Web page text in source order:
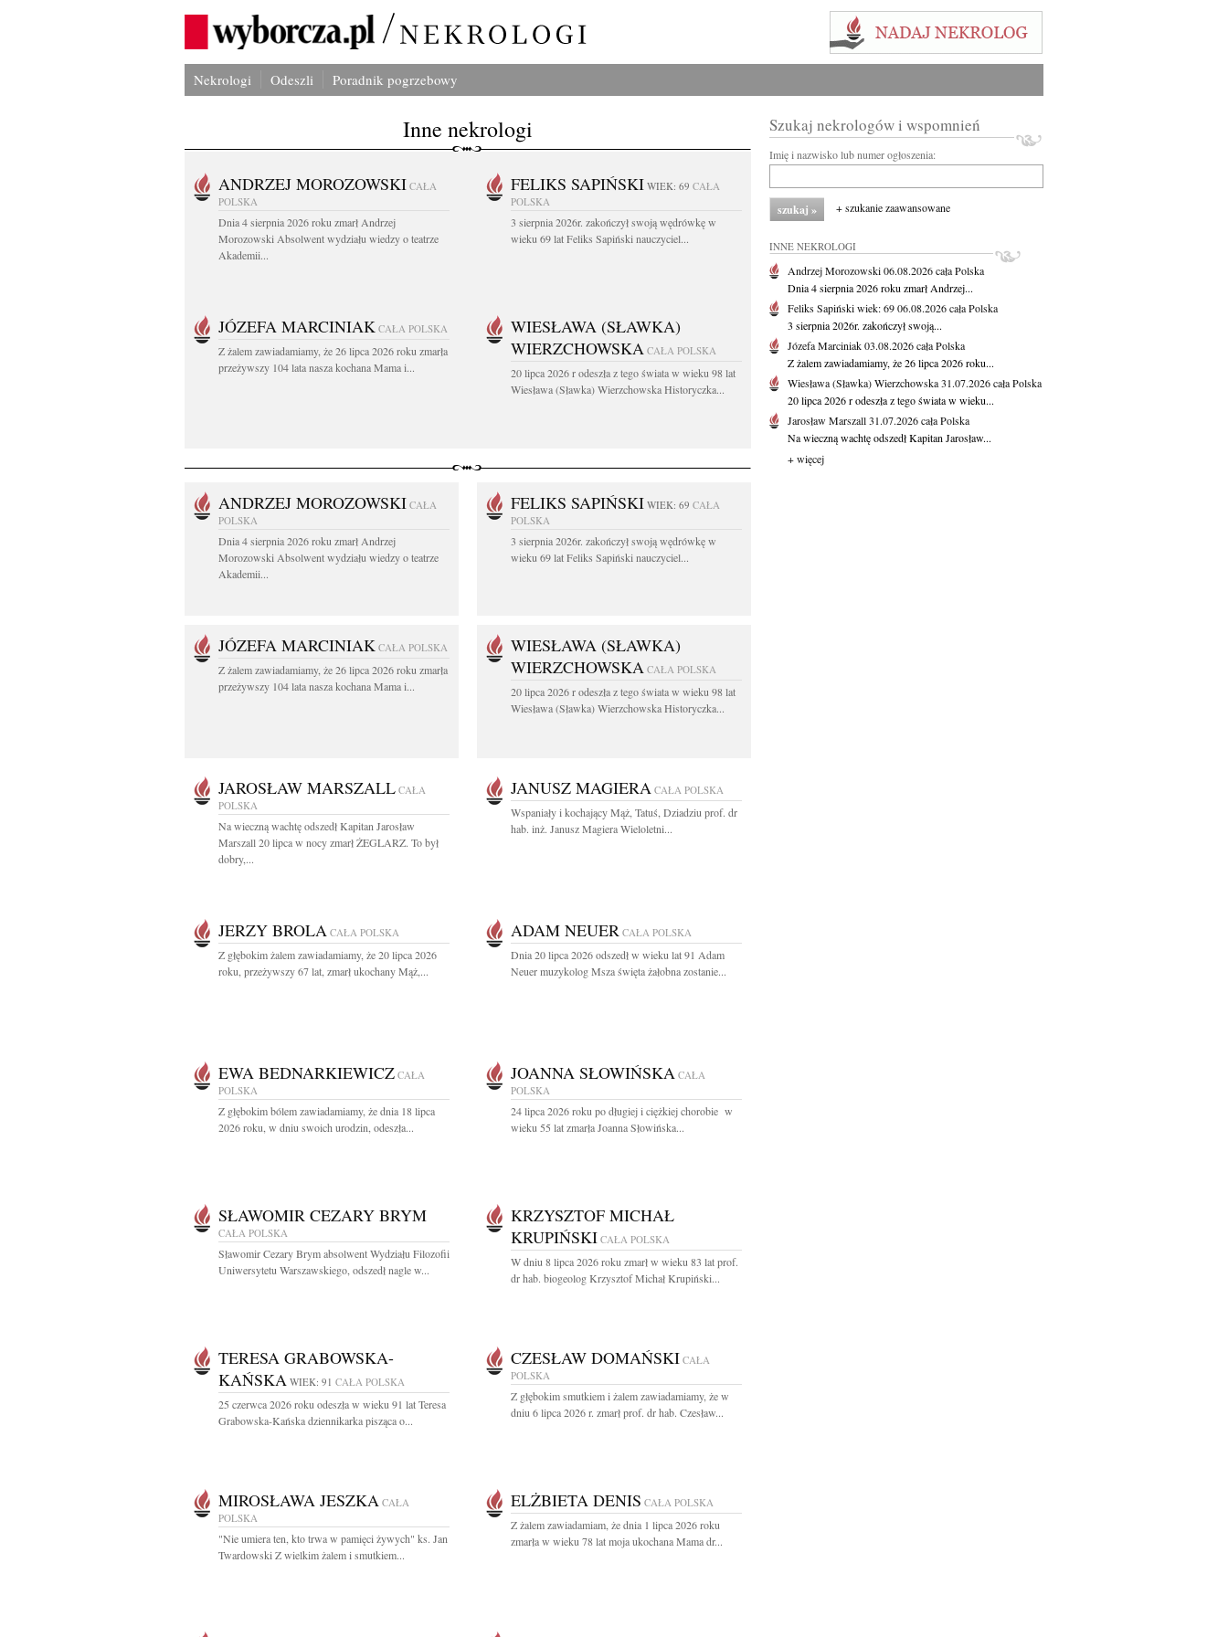
Nekrologi Odeszli Poradnik pogrzebowy
Inne nekrologi
ANDRZEJ MOROZOWSKI CAŁA
POLSKA
Dnia 4 sierpnia 2026 roku zmarł Andrzej
Morozowski Absolwent wydziału wiedzy o teatrze
Akademii...
FELIKS SAPIŃSKI WIEK: 69 CAŁA
POLSKA
3 sierpnia 2026r. zakończył swoją wędrówkę w
wieku 69 lat Feliks Sapiński nauczyciel...
JÓZEFA MARCINIAK CAŁA POLSKA
Z żalem zawiadamiamy, że 26 lipca 2026 roku zmarła
przeżywszy 104 lata nasza kochana Mama i...
WIESŁAWA (SŁAWKA)
WIERZCHOWSKA CAŁA POLSKA
20 lipca 2026 r odeszła z tego świata w wieku 98 lat
Wiesława (Sławka) Wierzchowska Historyczka...
ANDRZEJ MOROZOWSKI CAŁA
POLSKA
Dnia 4 sierpnia 2026 roku zmarł Andrzej
Morozowski Absolwent wydziału wiedzy o teatrze
Akademii...
FELIKS SAPIŃSKI WIEK: 69 CAŁA
POLSKA
3 sierpnia 2026r. zakończył swoją wędrówkę w
wieku 69 lat Feliks Sapiński nauczyciel...
JÓZEFA MARCINIAK CAŁA POLSKA
Z żalem zawiadamiamy, że 26 lipca 2026 roku zmarła
przeżywszy 104 lata nasza kochana Mama i...
WIESŁAWA (SŁAWKA)
WIERZCHOWSKA CAŁA POLSKA
20 lipca 2026 r odeszła z tego świata w wieku 98 lat
Wiesława (Sławka) Wierzchowska Historyczka...
JAROSŁAW MARSZALL CAŁA
POLSKA
Na wieczną wachtę odszedł Kapitan Jarosław
Marszall 20 lipca w nocy zmarł ŻEGLARZ. To był
dobry,...
JANUSZ MAGIERA CAŁA POLSKA
Wspaniały i kochający Mąż, Tatuś, Dziadziu prof. dr
hab. inż. Janusz Magiera Wieloletni...
JERZY BROLA CAŁA POLSKA
Z głębokim żalem zawiadamiamy, że 20 lipca 2026
roku, przeżywszy 67 lat, zmarł ukochany Mąż,...
ADAM NEUER CAŁA POLSKA
Dnia 20 lipca 2026 odszedł w wieku lat 91 Adam
Neuer muzykolog Msza święta żałobna zostanie...
EWA BEDNARKIEWICZ CAŁA
POLSKA
Z głębokim bólem zawiadamiamy, że dnia 18 lipca
2026 roku, w dniu swoich urodzin, odeszła...
JOANNA SŁOWIŃSKA CAŁA
POLSKA
24 lipca 2026 roku po długiej i ciężkiej chorobie w
wieku 55 lat zmarła Joanna Słowińska...
SŁAWOMIR CEZARY BRYM
CAŁA POLSKA
Sławomir Cezary Brym absolwent Wydziału Filozofii
Uniwersytetu Warszawskiego, odszedł nagle w...
KRZYSZTOF MICHAŁ
KRUPIŃSKI CAŁA POLSKA
W dniu 8 lipca 2026 roku zmarł w wieku 83 lat prof.
dr hab. biogeolog Krzysztof Michał Krupiński...
TERESA GRABOWSKA-
KAŃSKA WIEK: 91 CAŁA POLSKA
25 czerwca 2026 roku odeszła w wieku 91 lat Teresa
Grabowska-Kańska dziennikarka pisząca o...
CZESŁAW DOMAŃSKI CAŁA
POLSKA
Z głębokim smutkiem i żalem zawiadamiamy, że w
dniu 6 lipca 2026 r. zmarł prof. dr hab. Czesław...
MIROSŁAWA JESZKA CAŁA
POLSKA
"Nie umiera ten, kto trwa w pamięci żywych" ks. Jan
Twardowski Z wielkim żalem i smutkiem...
ELŻBIETA DENIS CAŁA POLSKA
Z żalem zawiadamiam, że dnia 1 lipca 2026 roku
zmarła w wieku 78 lat moja ukochana Mama dr...
Szukaj nekrologów i wspomnień
Imię i nazwisko lub numer ogłoszenia:
+ szukanie zaawansowane
INNE NEKROLOGI
Andrzej Morozowski06.08.2026cała Polska
Dnia 4 sierpnia 2026 roku zmarł Andrzej...
Feliks Sapińskiwiek: 6906.08.2026cała Polska
3 sierpnia 2026r. zakończył swoją...
Józefa Marciniak03.08.2026cała Polska
Z żalem zawiadamiamy, że 26 lipca 2026 roku...
Wiesława (Sławka) Wierzchowska31.07.2026cała Polska
20 lipca 2026 r odeszła z tego świata w wieku...
Jarosław Marszall31.07.2026cała Polska
Na wieczną wachtę odszedł Kapitan Jarosław...
+ więcej